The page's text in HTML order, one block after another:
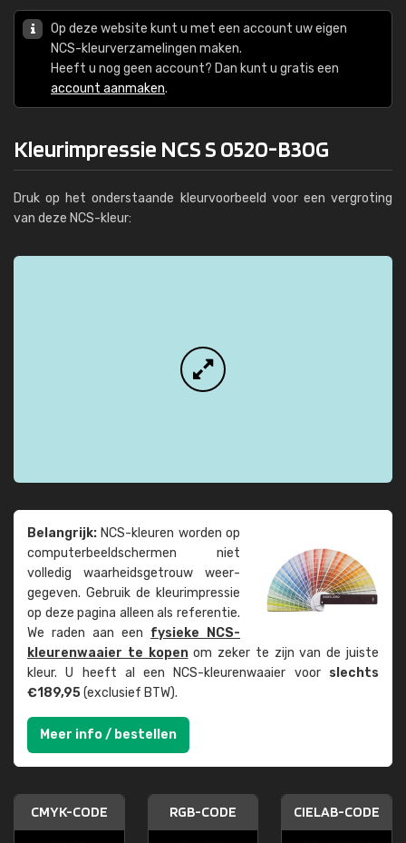
Op deze website kunt u met een account uw eigen
NCS-kleurverzamelingen maken.
Heeft u nog geen account? Dan kunt u gratis een
account aanmaken.
Kleurimpressie NCS S 0520-B30G
Druk op het onderstaande kleurvoorbeeld voor een vergroting
van deze NCS-kleur:
Belangrijk: NCS-kleuren worden op
computer­beeld­schermen niet
volledig waarheids­­getrouw weer­
gegeven. Gebruik de kleur­impressie
op deze pagina alleen als referentie.
We raden aan een fysieke NCS-
kleuren­waaier te kopenom zeker te zijn van de juiste
kleur. U heeft al een NCS-kleuren­waaier voor slechts
€189,95(exclusief BTW).
Meer info / bestellen
CMYK-CODE RGB-CODE CIELAB-CODE